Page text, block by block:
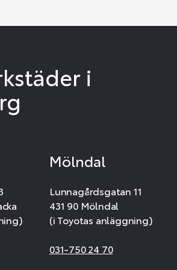
i
Mölndal
Lunnagårdsgatan 11
431 90 Mölndal
(i Toyotas anläggning)
031-750 24 70